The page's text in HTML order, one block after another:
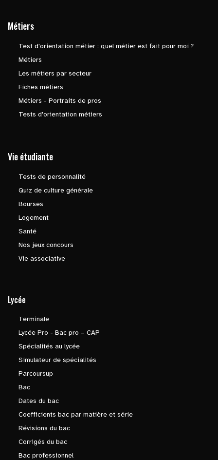
Métiers
Test d'orientation métier : quel métier est fait pour moi ?
Métiers
Les métiers par secteur
Fiches métiers
Métiers - Portraits de pros
Tests d'orientation métiers
Vie étudiante
Tests de personnalité
Quiz de culture générale
Bourses
Logement
Santé
Nos jeux concours
Vie associative
Lycée
Terminale
Lycée Pro - Bac pro – CAP
Spécialités au lycée
Simulateur de spécialités
Parcoursup
Bac
Dates du bac
Coefficients bac par matière et série
Révisions du bac
Corrigés du bac
Bac professionnel